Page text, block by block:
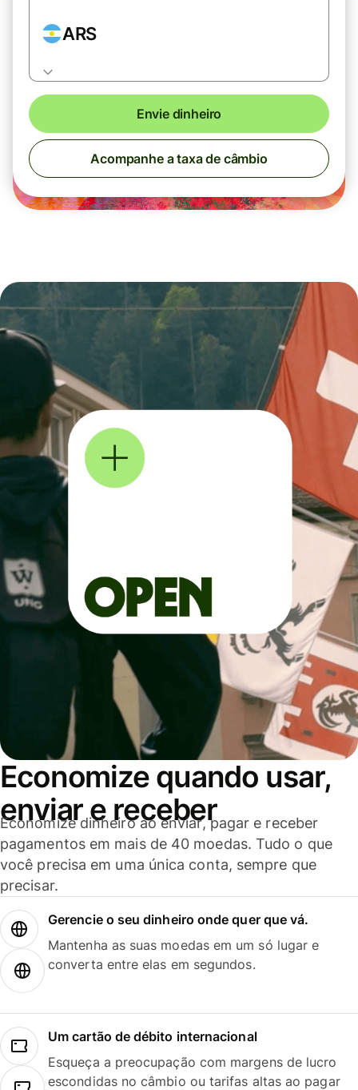
ARS
Envie dinheiro
Acompanhe a taxa de câmbio
Economize quando usar,
enviar e receber
Economize dinheiro ao enviar, pagar e receber
pagamentos em mais de 40 moedas. Tudo o que
você precisa em uma única conta, sempre que
precisar.
Gerencie o seu dinheiro onde quer que vá.
Mantenha as suas moedas em um só lugar e
converta entre elas em segundos.
Um cartão de débito internacional
Esqueça a preocupação com margens de lucro
escondidas no câmbio ou tarifas altas ao pagar